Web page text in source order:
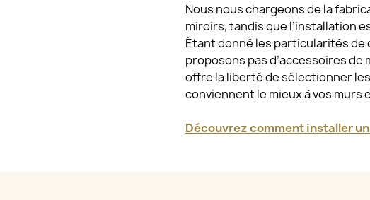
Nous nous chargeons de la
miroirs, tandis que l’installation
Étant donné les particularités de
proposons pas d’accessoires de
offre la liberté de sélectionner
conviennent le mieux à vos murs
Découvrez comment installer